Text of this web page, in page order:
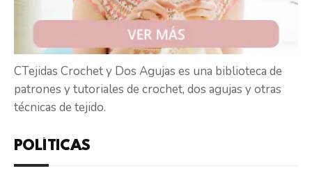
CTejidas Crochet y Dos Agujas es una biblioteca de
patrones y tutoriales de crochet, dos agujas y otras
técnicas de tejido.
POLÍTICAS